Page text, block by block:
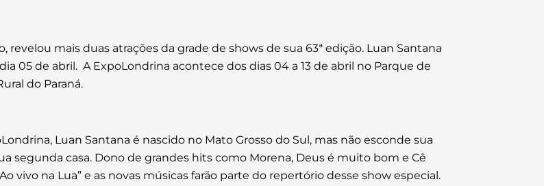
mais duas atrações da grade de shows de sua 63ª edição. Luan Santana
05 de abril. A ExpoLondrina acontece dos dias 04 a 13 de abril no Parque de
do Paraná.
Luan Santana é nascido no Mato Grosso do Sul, mas não esconde sua
segunda casa. Dono de grandes hits como Morena, Deus é muito bom e Cê
vivo na Lua” e as novas músicas farão parte do repertório desse show especial.